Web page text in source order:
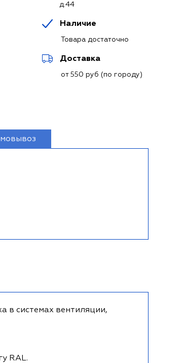
д.44
Наличие
Товара достаточно
Доставка
от 550 руб (по городу)
в системах вентиляции,
RAL.